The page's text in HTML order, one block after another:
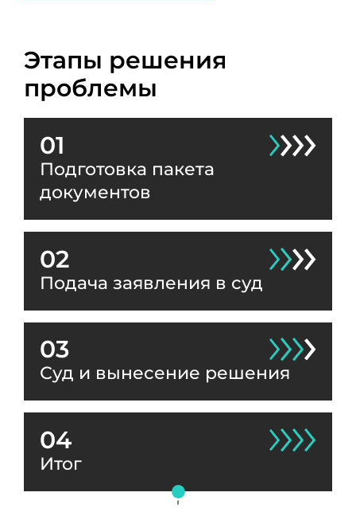
Этапы решения
проблемы
01
Подготовка пакета
документов
02
Подача заявления в суд
03
Суд и вынесение решения
04
Итог